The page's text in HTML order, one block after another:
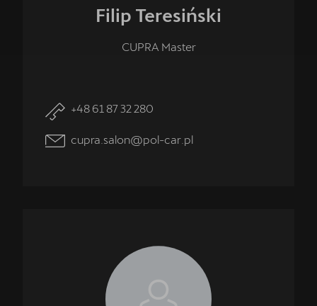
Umów wizytę serwisową
Skorzystaj z usług najlepszego serwis CUPRA w Polsce -
CUPRA Studio Poznań - Suchy Las.
Filip Teresiński
CUPRA Master
+48 61 87 32 280
cupra.salon@pol-car.pl